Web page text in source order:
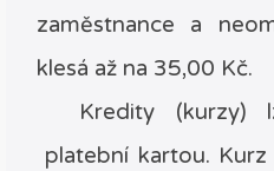
zaměstnance a
klesá až na 35,00 Kč.
Kredity (kurzy)
platební kartou.